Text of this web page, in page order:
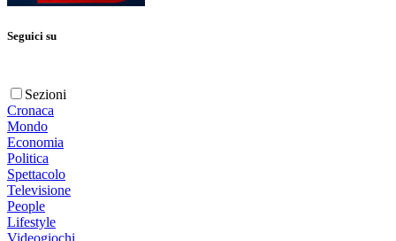
Seguici su
Sezioni
Cronaca
Mondo
Economia
Politica
Spettacolo
Televisione
People
Lifestyle
Videogiochi